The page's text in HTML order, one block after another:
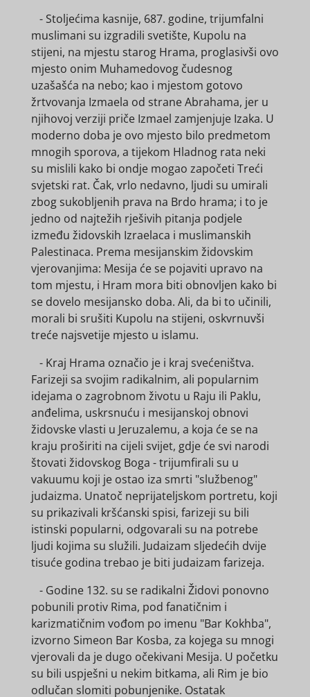
- Stoljećima kasnije, 687. godine, trijumfalni
muslimani su izgradili svetište, Kupolu na
stijeni, na mjestu starog Hrama, proglasivši ovo
mjesto onim Muhamedovog čudesnog
uzašašća na nebo; kao i mjestom gotovo
žrtvovanja Izmaela od strane Abrahama, jer u
njihovoj verziji priče Izmael zamjenjuje Izaka. U
moderno doba je ovo mjesto bilo predmetom
mnogih sporova, a tijekom Hladnog rata neki
su mislili kako bi ondje mogao započeti Treći
svjetski rat. Čak, vrlo nedavno, ljudi su umirali
zbog sukobljenih prava na Brdo hrama; i to je
jedno od najtežih rješivih pitanja podjele
između židovskih Izraelaca i muslimanskih
Palestinaca. Prema mesijanskim židovskim
vjerovanjima: Mesija će se pojaviti upravo na
tom mjestu, i Hram mora biti obnovljen kako bi
se dovelo mesijansko doba. Ali, da bi to učinili,
morali bi srušiti Kupolu na stijeni, oskvrnuvši
treće najsvetije mjesto u islamu.
- Kraj Hrama označio je i kraj svećeništva.
Farizeji sa svojim radikalnim, ali popularnim
idejama o zagrobnom životu u Raju ili Paklu,
anđelima, uskrsnuću i mesijanskoj obnovi
židovske vlasti u Jeruzalemu, a koja će se na
kraju proširiti na cijeli svijet, gdje će svi narodi
štovati židovskog Boga - trijumfirali su u
vakuumu koji je ostao iza smrti "službenog"
judaizma. Unatoč neprijateljskom portretu, koji
su prikazivali kršćanski spisi, farizeji su bili
istinski popularni, odgovarali su na potrebe
ljudi kojima su služili. Judaizam sljedećih dvije
tisuće godina trebao je biti judaizam farizeja.
- Godine 132. su se radikalni Židovi ponovno
pobunili protiv Rima, pod fanatičnim i
karizmatičnim vođom po imenu "Bar Kokhba",
izvorno Simeon Bar Kosba, za kojega su mnogi
vjerovali da je dugo očekivani Mesija. U početku
su bili uspješni u nekim bitkama, ali Rim je bio
odlučan slomiti pobunjenike. Ostatak